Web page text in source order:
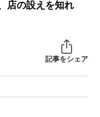
店の設えを知れ
記事をシェア